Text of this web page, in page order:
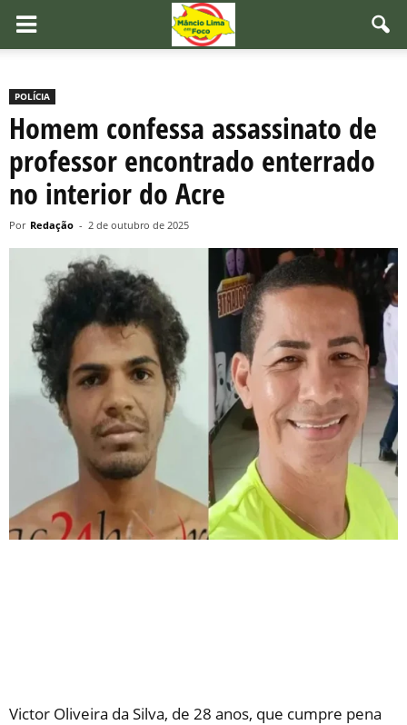
POLÍCIA
Homem confessa assassinato de
professor encontrado enterrado
no interior do Acre
Por Redação - 2 de outubro de 2025
Victor Oliveira da Silva, de 28 anos, que cumpre pena